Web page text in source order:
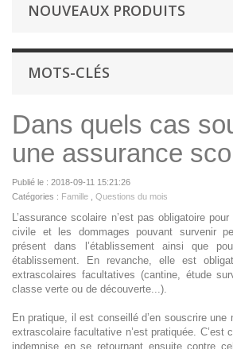
NOUVEAUX PRODUITS
MOTS-CLÉS
Dans quels cas
une assurance
Publié le : 2018-09-11 15:21:26
Catégories : Famille Questions du mois
L’assurance scolaire n’est pas obligatoire
civile et les dommages pouvant survenir
présent dans l’établissement ainsi que
établissement. En revanche, elle est
extrascolaires facultatives (cantine, étude
classe verte ou de découverte...).
En pratique, il est conseillé d’en souscrire
extrascolaire facultative n’est pratiquée. C’est
indemnise en se retournant ensuite contre